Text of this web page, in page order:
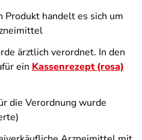
Produkt handelt es sich um
ärztlich verordnet. In den
ein Kassenrezept (rosa)
die Verordnung wurde